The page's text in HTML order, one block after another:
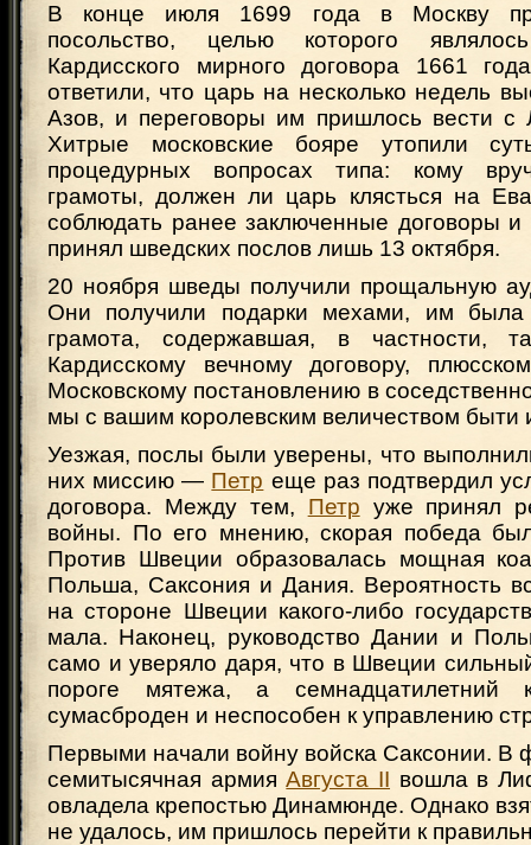
В конце июля 1699 года в Москву
посольство, целью которого
Кардисского мирного договора 1661
ответили, что царь на несколько недель
Азов, и переговоры им пришлось вести
Хитрые московские бояре утопили
процедурных вопросах типа: кому
грамоты, должен ли царь клясться на
соблюдать ранее заключенные договоры
принял шведских послов лишь 13 октября.
20 ноября шведы получили прощальную
Они получили подарки мехами, им была
грамота, содержавшая, в частности,
Кардисскому вечному договору,
Московскому постановлению в
мы с вашим королевским величеством быти
Уезжая, послы были уверены, что
них миссию — Петр еще раз подтвердил
договора. Между тем, Петр уже принял
войны. По его мнению, скорая победа
Против Швеции образовалась мощная
Польша, Саксония и Дания. Вероятность
на стороне Швеции какого-либо
мала. Наконец, руководство Дании и
само и уверяло даря, что в Швеции
пороге мятежа, а семнадцатилетний
сумасброден и неспособен к управлению
Первыми начали войну войска Саксонии. В
семитысячная армияАвгуста II вошла в
овладела крепостью Динамюнде. Однако
не удалось, им пришлось перейти к